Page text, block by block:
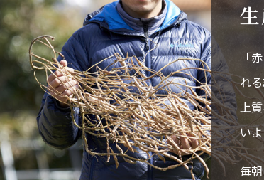
「
れ
上
い
毎